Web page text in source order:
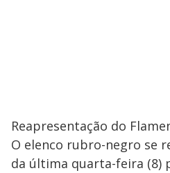
Reapresentação do
O elenco rubro-negro se
da última quarta-feira (8)